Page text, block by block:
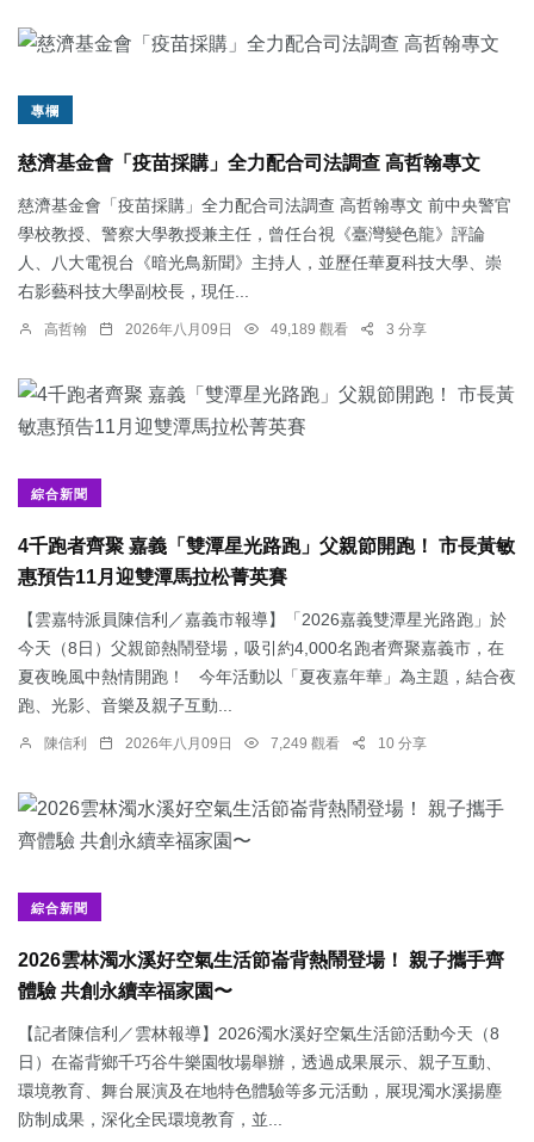
專欄
慈濟基金會「疫苗採購」全力配合司法調查 高哲翰專文
慈濟基金會「疫苗採購」全力配合司法調查 高哲翰專文 前中央警官
學校教授、警察大學教授兼主任，曾任台視《臺灣變色龍》評論
人、八大電視台《暗光鳥新聞》主持人，並歷任華夏科技大學、崇
右影藝科技大學副校長，現任...
高哲翰 2026年八月09日 49,189 觀看 3 分享
綜合新聞
4千跑者齊聚 嘉義「雙潭星光路跑」父親節開跑！ 市長黃敏
惠預告11月迎雙潭馬拉松菁英賽
【雲嘉特派員陳信利／嘉義市報導】「2026嘉義雙潭星光路跑」於
今天（8日）父親節熱鬧登場，吸引約4,000名跑者齊聚嘉義市，在
夏夜晚風中熱情開跑！ 今年活動以「夏夜嘉年華」為主題，結合夜
跑、光影、音樂及親子互動...
陳信利 2026年八月09日 7,249 觀看 10 分享
綜合新聞
2026雲林濁水溪好空氣生活節崙背熱鬧登場！ 親子攜手齊
體驗 共創永續幸福家園〜
【記者陳信利／雲林報導】2026濁水溪好空氣生活節活動今天（8
日）在崙背鄉千巧谷牛樂園牧場舉辦，透過成果展示、親子互動、
環境教育、舞台展演及在地特色體驗等多元活動，展現濁水溪揚塵
防制成果，深化全民環境教育，並...